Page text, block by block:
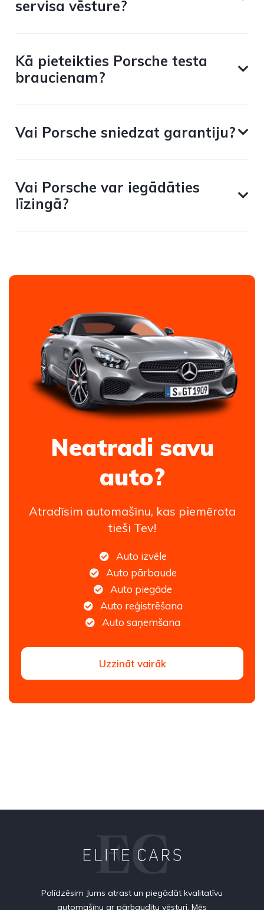
servisa vēsture?
Kā pieteikties Porsche testa
braucienam?
Vai Porsche sniedzat garantiju?
Vai Porsche var iegādāties
līzingā?
Neatradi savu
auto?
Atradīsim automašīnu, kas piemērota
tieši Tev!
Auto izvēle
Auto pārbaude
Auto piegāde
Auto reģistrēšana
Auto saņemšana
Uzzināt vairāk
Palīdzēsim Jums atrast un piegādāt kvalitatīvu
automašīnu ar pārbaudītu vēsturi. Mēs